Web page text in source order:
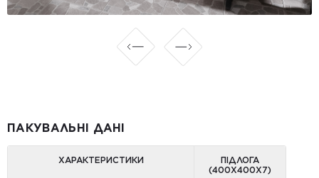
ПАКУВАЛЬНІ ДАНІ
ХАРАКТЕРИСТИКИ
ПІДЛОГА
(400Х400Х7)